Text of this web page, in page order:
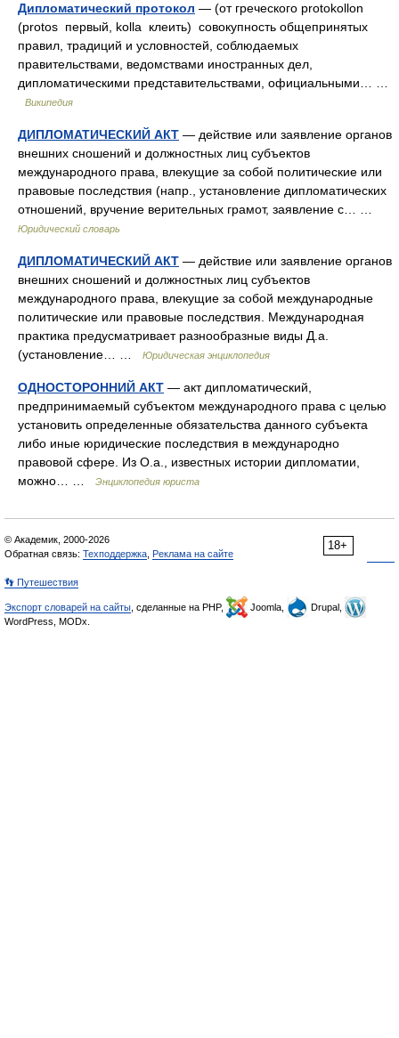
Дипломатический протокол — (от греческого protokollon
(protos первый, kolla клеить) совокупность общепринятых
правил, традиций и условностей, соблюдаемых
правительствами, ведомствами иностранных дел,
дипломатическими представительствами, официальными… …
Википедия
ДИПЛОМАТИЧЕСКИЙ АКТ — действие или заявление органов
внешних сношений и должностных лиц субъектов
международного права, влекущие за собой политические или
правовые последствия (напр., установление дипломатических
отношений, вручение верительных грамот, заявление с… …
Юридический словарь
ДИПЛОМАТИЧЕСКИЙ АКТ — действие или заявление органов
внешних сношений и должностных лиц субъектов
международного права, влекущие за собой международные
политические или правовые последствия. Международная
практика предусматривает разнообразные виды Д.а.
(установление… …
Юридическая энциклопедия
ОДНОСТОРОННИЙ АКТ — акт дипломатический,
предпринимаемый субъектом международного права с целью
установить определенные обязательства данного субъекта
либо иные юридические последствия в международно
правовой сфере. Из О.а., известных истории дипломатии,
можно… …
Энциклопедия юриста
18+
© Академик, 2000-2026
Обратная связь: Техподдержка Реклама на сайте
👣 Путешествия
Экспорт словарей на сайты , сделанные на PHP, Joomla,
Drupal,
WordPress, MODx.